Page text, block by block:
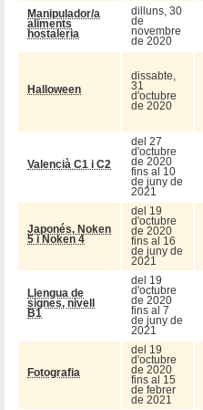
Manipulador/a
aliments
hostaleria
dilluns, 30
de
novembre
de 2020
Halloween
dissabte,
31
d'octubre
de 2020
Valencià C1 i C2
del 27
d'octubre
de 2020
fins al 10
de juny de
2021
Japonés, Noken
5 i Noken 4
del 19
d'octubre
de 2020
fins al 16
de juny de
2021
Llengua de
signes, nivell
B1
del 19
d'octubre
de 2020
fins al 7
de juny de
2021
Fotografia
del 19
d'octubre
de 2020
fins al 15
de febrer
de 2021